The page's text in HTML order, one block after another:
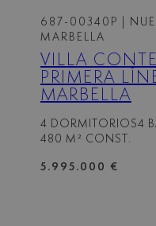
687-00340P
|
MARBELLA
VILLA
PRIMERA
MARBELLA
4 DORMITORIOS4
480 M² CONST.
5.995.000 €